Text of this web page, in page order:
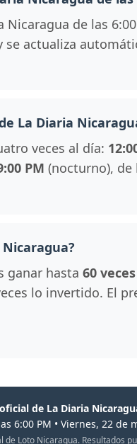
de las
se actualiza
La Diaria
veces al día:
PM (nocturno),
ganar hasta 60 veces
lo invertido. El
de La Diaria
6:00 PM • Viernes, 22 de
de Loto Nicaragua. Resultados